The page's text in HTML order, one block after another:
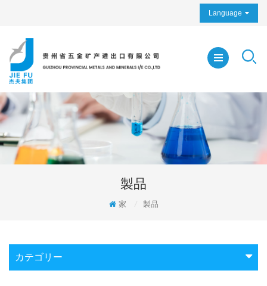
Language
製品
家 製品
カテゴリー